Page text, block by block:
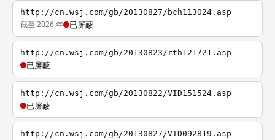
http://cn.wsj.com/gb/20130827/bch113024.asp
截至 2026 年 已屏蔽
http://cn.wsj.com/gb/20130823/rth121721.asp
已屏蔽
http://cn.wsj.com/gb/20130822/VID151524.asp
已屏蔽
http://cn.wsj.com/gb/20130827/VID092819.asp